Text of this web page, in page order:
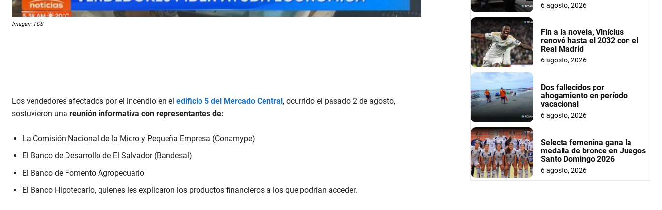
Imagen: TCS
Los vendedores afectados por el incendio en el edificio 5 del Mercado Central, ocurrido el pasado 2 de agosto,
sostuvieron una reunión informativa con representantes de:
La Comisión Nacional de la Micro y Pequeña Empresa (Conamype)
El Banco de Desarrollo de El Salvador (Bandesal)
El Banco de Fomento Agropecuario
El Banco Hipotecario, quienes les explicaron los productos financieros a los que podrían acceder.
6 agosto, 2026
Fin a la novela, Vinícius
renovó hasta el 2032 con el
Real Madrid
6 agosto, 2026
Dos fallecidos por
ahogamiento en período
vacacional
6 agosto, 2026
Selecta femenina gana la
medalla de bronce en Juegos
Santo Domingo 2026
6 agosto, 2026